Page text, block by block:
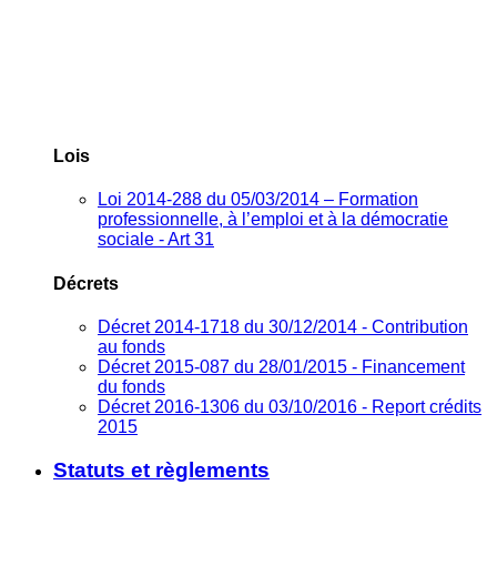
Lois
Loi 2014-288 du 05/03/2014 – Formation
professionnelle, à l’emploi et à la démocratie
sociale - Art 31
Décrets
Décret 2014-1718 du 30/12/2014 - Contribution
au fonds
Décret 2015-087 du 28/01/2015 - Financement
du fonds
Décret 2016-1306 du 03/10/2016 - Report crédits
2015
Statuts et règlements